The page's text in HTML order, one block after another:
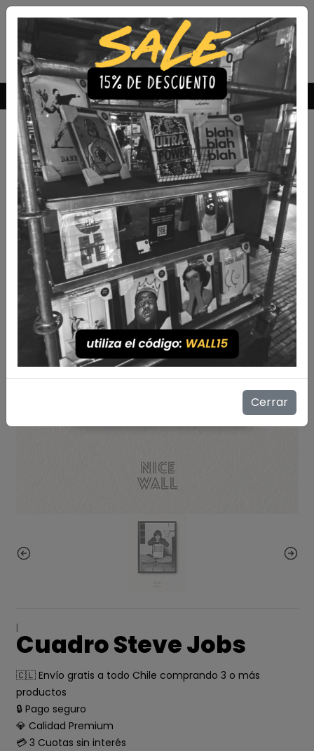
Envío Gratis a todo Chile comprando 3 o más productos
|
Cuadro Steve Jobs
🇨🇱 Envío gratis a todo Chile comprando 3 o más
productos
🔒 Pago seguro
💎 Calidad Premium
💳 3 Cuotas sin interés
Cerrar